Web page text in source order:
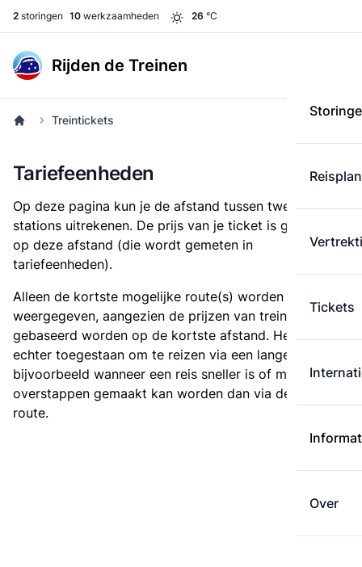
2 storingen 10 werkzaamheden 26 °C
Rijden de Treinen
Tickets
Over
Treintickets
Tariefeenheden
Op deze pagina kun je de afstand tussen twee
stations uitrekenen. De prijs van je ticket is gebaseerd
op deze afstand (die wordt gemeten in
tariefeenheden).
Alleen de kortste mogelijke route(s) worden
weergegeven, aangezien de prijzen van treintickets
gebaseerd worden op de kortste afstand. Het is
echter toegestaan om te reizen via een langere route,
bijvoorbeeld wanneer een reis sneller is of met minder
overstappen gemaakt kan worden dan via de kortste
route.